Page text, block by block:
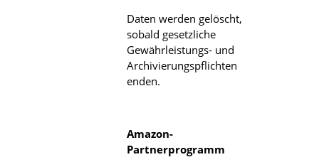
Daten werden gelöscht,
sobald gesetzliche
Gewährleistungs- und
Archivierungspflichten
enden.
Amazon-
Partnerprogramm